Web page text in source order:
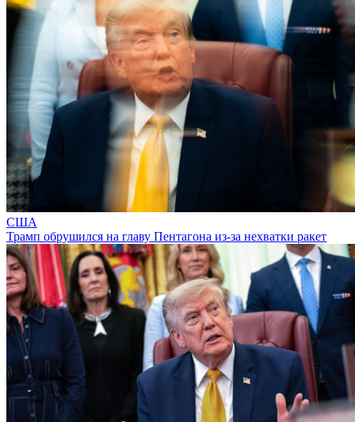
США
Трамп обрушился на главу Пентагона из-за нехватки ракет